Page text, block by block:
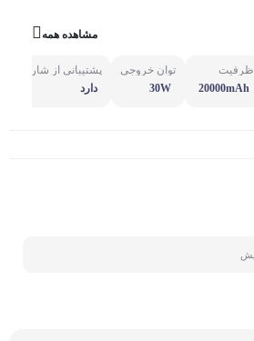
مشاهده همه
ظرفیت
20000mAh
توان خروجی
30W
پشتیبانی از شارژ سریع
دارد